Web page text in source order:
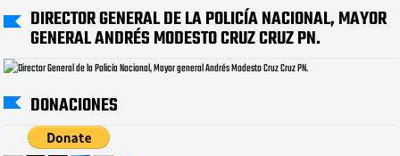
DIRECTOR GENERAL DE LA POLICÍA NACIONAL, MAYOR
GENERAL ANDRÉS MODESTO CRUZ CRUZ PN.
DONACIONES